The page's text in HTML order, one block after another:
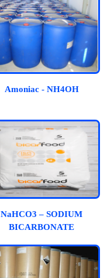
Amoniac - NH4OH
NaHCO3 – SODIUM
BICARBONATE